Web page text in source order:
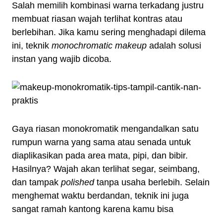
Salah memilih kombinasi warna terkadang justru
membuat riasan wajah terlihat kontras atau
berlebihan. Jika kamu sering menghadapi dilema
ini, teknik monochromatic makeup adalah solusi
instan yang wajib dicoba.
Gaya riasan monokromatik mengandalkan satu
rumpun warna yang sama atau senada untuk
diaplikasikan pada area mata, pipi, dan bibir.
Hasilnya? Wajah akan terlihat segar, seimbang,
dan tampak polishedtanpa usaha berlebih. Selain
menghemat waktu berdandan, teknik ini juga
sangat ramah kantong karena kamu bisa